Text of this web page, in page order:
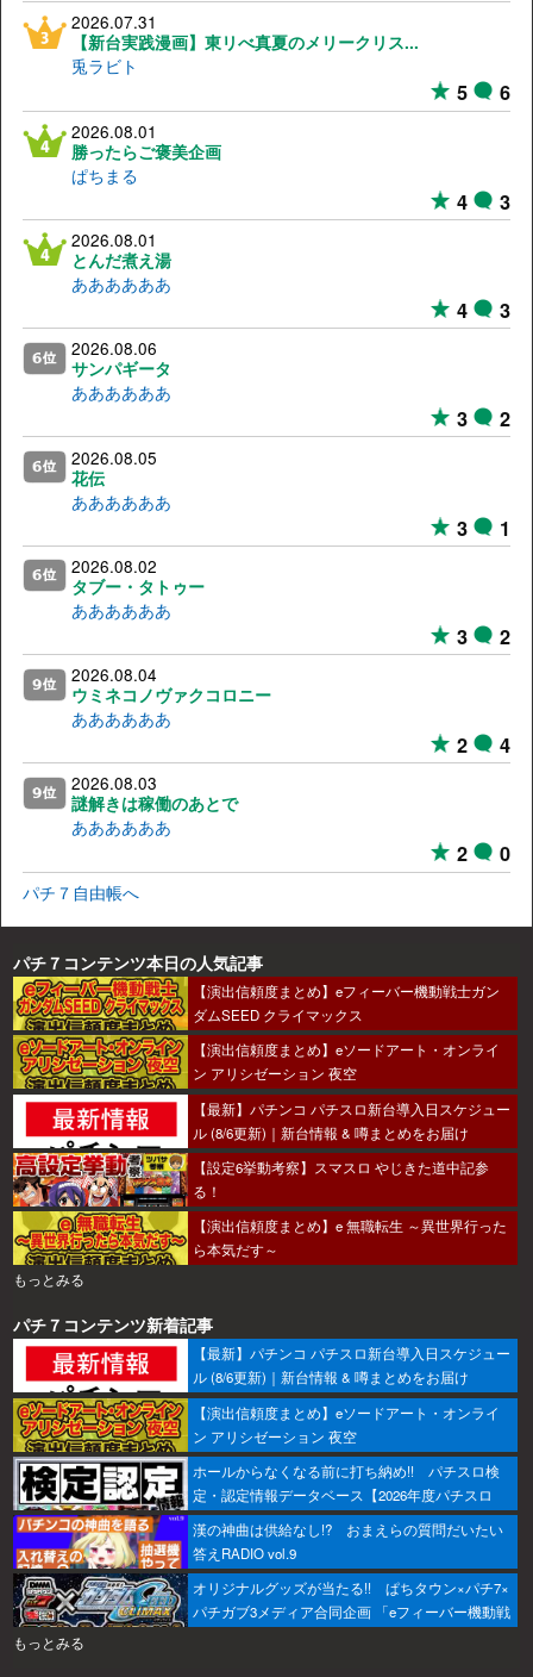
2026.07.31
【新台実践漫画】東リべ真夏のメリークリス...
兎ラビト
5 6
2026.08.01
勝ったらご褒美企画
ぱちまる
4 3
2026.08.01
とんだ煮え湯
ああああああ
4 3
2026.08.06
サンパギータ
ああああああ
3 2
2026.08.05
花伝
ああああああ
3 1
2026.08.02
タブー・タトゥー
ああああああ
3 2
2026.08.04
ウミネコノヴァクコロニー
ああああああ
2 4
2026.08.03
謎解きは稼働のあとで
ああああああ
2 0
パチ７自由帳へ
パチ７コンテンツ本日の人気記事
【演出信頼度まとめ】eフィーバー機動戦士ガン
ダムSEED クライマックス
【演出信頼度まとめ】eソードアート・オンライ
ン アリシゼーション 夜空
【最新】パチンコ パチスロ新台導入日スケジュー
ル (8/6更新)｜新台情報 & 噂まとめをお届け
【設定6挙動考察】スマスロ やじきた道中記参
る！
【演出信頼度まとめ】e 無職転生 ～異世界行った
ら本気だす～
もっとみる
パチ７コンテンツ新着記事
【最新】パチンコ パチスロ新台導入日スケジュー
ル (8/6更新)｜新台情報 & 噂まとめをお届け
【演出信頼度まとめ】eソードアート・オンライ
ン アリシゼーション 夜空
ホールからなくなる前に打ち納め!! パチスロ検
定・認定情報データベース【2026年度パチスロ
版】
漢の神曲は供給なし!? おまえらの質問だいたい
答えRADIO vol.9
オリジナルグッズが当たる!! ぱちタウン×パチ7×
パチガブ3メディア合同企画 「eフィーバー機動戦
もっとみる